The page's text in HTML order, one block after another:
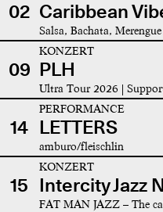
02 Caribbean
Salsa, Bachata, Merengue
09
KONZERT
PLH
Ultra Tour 2026 |
14
PERFORMANCE
LETTERS
amburo/fleischlin
15
KONZERT
Intercity Jazz
FAT MAN JAZZ – The